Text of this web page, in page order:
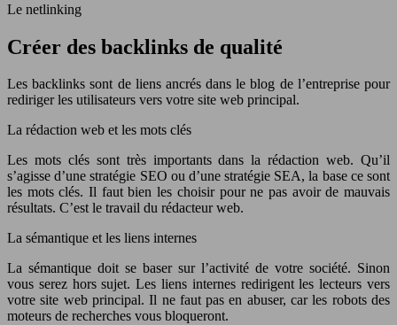
Le netlinking
Créer des backlinks de qualité
Les backlinks sont de liens ancrés dans le blog de l’entreprise pour
rediriger les utilisateurs vers votre site web principal.
La rédaction web et les mots clés
Les mots clés sont très importants dans la rédaction web. Qu’il
s’agisse d’une stratégie SEO ou d’une stratégie SEA, la base ce sont
les mots clés. Il faut bien les choisir pour ne pas avoir de mauvais
résultats. C’est le travail du rédacteur web.
La sémantique et les liens internes
La sémantique doit se baser sur l’activité de votre société. Sinon
vous serez hors sujet. Les liens internes redirigent les lecteurs vers
votre site web principal. Il ne faut pas en abuser, car les robots des
moteurs de recherches vous bloqueront.